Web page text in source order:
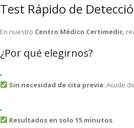
Test Rápido de
En nuestro Centro Médico Certimedic,
¿Por qué elegirnos?
Sin necesidad de cita previa: Acude
Resultados en solo 15 minutos.